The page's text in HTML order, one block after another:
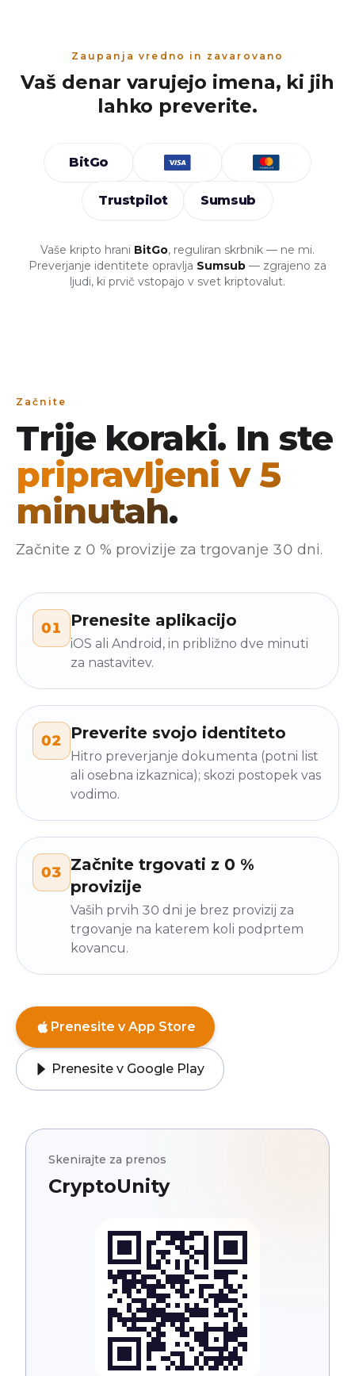
Zaupanja vredno in zavarovano
Vaš denar varujejo imena, ki jih
lahko preverite.
BitGo
Trustpilot Sumsub
Vaše kripto hrani BitGo, reguliran skrbnik — ne mi.
Preverjanje identitete opravlja Sumsub — zgrajeno za
ljudi, ki prvič vstopajo v svet kriptovalut.
Začnite
Trije koraki. In ste
pripravljeni v 5
minutah.
Začnite z 0 % provizije za trgovanje 30 dni.
01 Prenesite aplikacijo
iOS ali Android, in približno dve minuti
za nastavitev.
02 Preverite svojo identiteto
Hitro preverjanje dokumenta (potni list
ali osebna izkaznica); skozi postopek vas
vodimo.
03 Začnite trgovati z 0 %
provizije
Vaših prvih 30 dni je brez provizij za
trgovanje na katerem koli podprtem
kovancu.
Prenesite v App Store
Prenesite v Google Play
Skenirajte za prenos
CryptoUnity